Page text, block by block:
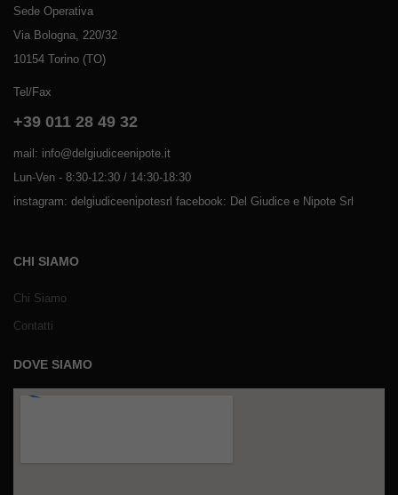
Sede Operativa
Via Bologna, 220/32
10154 Torino (TO)
Tel/Fax
+39 011 28 49 32
mail: info@delgiudiceenipote.it
Lun-Ven - 8:30-12:30 / 14:30-18:30
instagram: delgiudiceenipotesrl facebook: Del Giudice e Nipote Srl
CHI SIAMO
Chi Siamo
Contatti
DOVE SIAMO